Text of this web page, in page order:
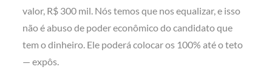
valor, R$ 300 mil. Nós temos que nos equalizar, e isso
não é abuso de poder econômico do candidato que
tem o dinheiro. Ele poderá colocar os 100% até o teto
— expôs.